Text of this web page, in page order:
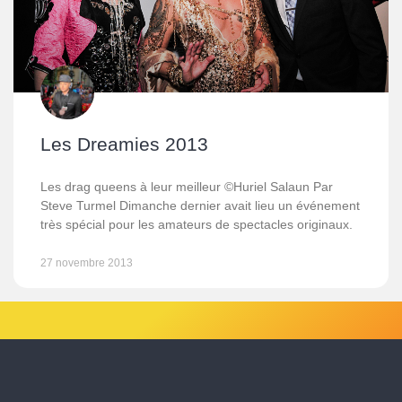
Les Dreamies 2013
Les drag queens à leur meilleur ©Huriel Salaun Par
Steve Turmel Dimanche dernier avait lieu un événement
très spécial pour les amateurs de spectacles originaux.
27 novembre 2013